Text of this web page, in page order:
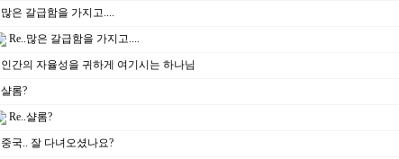
많은 갈급함을 가지고....
Re..많은 갈급함을 가지고....
인간의 자율성을 귀하게 여기시는 하나님
샬롬?
Re..샬롬?
중국.. 잘 다녀오셨나요?